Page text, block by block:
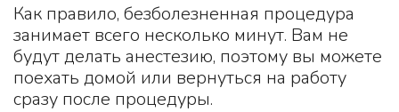
Как правило, безболезненная процедура
занимает всего несколько минут. Вам не
будут делать анестезию, поэтому вы можете
поехать домой или вернуться на работу
сразу после процедуры.